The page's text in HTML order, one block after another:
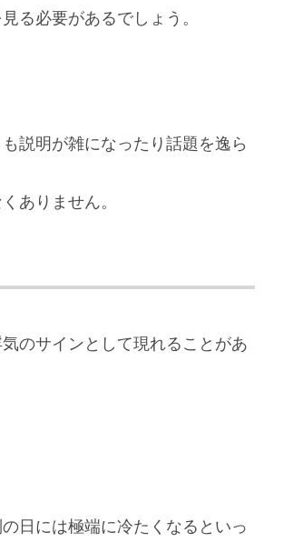
る必要があるでしょう。
説明が雑になったり話題を逸ら
ありません。
のサインとして現れることがあ
日には極端に冷たくなるといっ